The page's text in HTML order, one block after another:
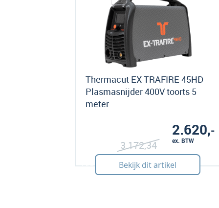
Thermacut EX-TRAFIRE 45HD
Plasmasnijder 400V toorts 5
meter
3.172,34
2.620,-
ex. BTW
Bekijk dit artikel